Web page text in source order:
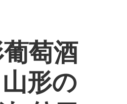
萄酒
形の